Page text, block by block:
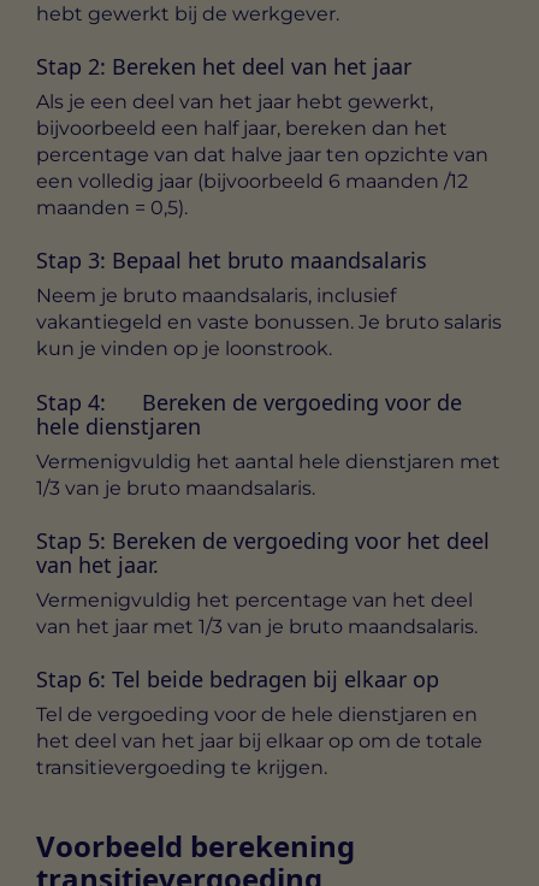
hebt gewerkt bij de werkgever.
Stap 2: Bereken het deel van het jaar
Als je een deel van het jaar hebt gewerkt,
bijvoorbeeld een half jaar, bereken dan het
percentage van dat halve jaar ten opzichte van
een volledig jaar (bijvoorbeeld 6 maanden /12
maanden = 0,5).
Stap 3: Bepaal het bruto maandsalaris
Neem je bruto maandsalaris, inclusief
vakantiegeld en vaste bonussen. Je bruto salaris
kun je vinden op je loonstrook.
Stap 4: Bereken de vergoeding voor de
hele dienstjaren
Vermenigvuldig het aantal hele dienstjaren met
1/3 van je bruto maandsalaris.
Stap 5: Bereken de vergoeding voor het deel
van het jaar.
Vermenigvuldig het percentage van het deel
van het jaar met 1/3 van je bruto maandsalaris.
Stap 6: Tel beide bedragen bij elkaar op
Tel de vergoeding voor de hele dienstjaren en
het deel van het jaar bij elkaar op om de totale
transitievergoeding te krijgen.
Voorbeeld berekening